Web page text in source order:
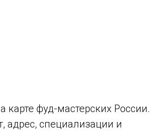
карте фуд-мастерских России.
адрес, специализации и